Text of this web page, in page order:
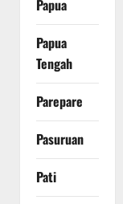
Papua
Papua
Tengah
Parepare
Pasuruan
Pati